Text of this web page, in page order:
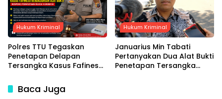
Hukum Kriminal
Polres TTU Tegaskan
Penetapan Delapan
Tersangka Kasus Fafinesu
Respons Pernyataan
Kuasa Hukum SS
Hukum Kriminal
Januarius Min Tabati
Pertanyakan Dua Alat Bukti
Penetapan Tersangka
Baca Juga